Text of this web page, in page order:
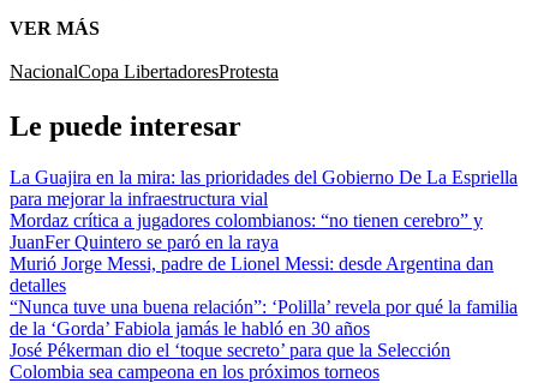
VER MÁS
NacionalCopa LibertadoresProtesta
Le puede interesar
La Guajira en la mira: las prioridades del Gobierno De La Espriella
para mejorar la infraestructura vial
Mordaz crítica a jugadores colombianos: “no tienen cerebro” y
JuanFer Quintero se paró en la raya
Murió Jorge Messi, padre de Lionel Messi: desde Argentina dan
detalles
“Nunca tuve una buena relación”: ‘Polilla’ revela por qué la familia
de la ‘Gorda’ Fabiola jamás le habló en 30 años
José Pékerman dio el ‘toque secreto’ para que la Selección
Colombia sea campeona en los próximos torneos